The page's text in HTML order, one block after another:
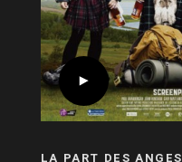
LA PART DES ANGES